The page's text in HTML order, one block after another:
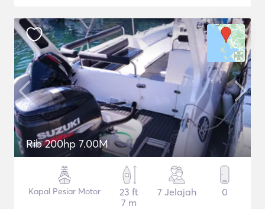
Rib 200hp 7.00M
Kapal Pesiar Motor
23 ft
7 m
7 Jelajah 0